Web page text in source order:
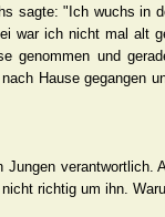
sagte: "Ich wuchs in
war ich nicht mal alt
genommen und
Hause gegangen
Jungen
richtig um ihn.